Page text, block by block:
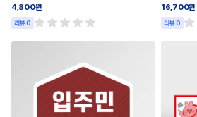
4,800원
리뷰 0
16,700원
리뷰 0